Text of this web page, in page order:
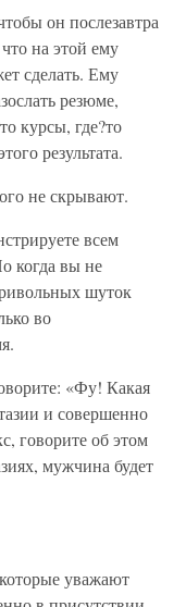
он послезавтра
на этой ему
сделать. Ему
резюме,
курсы, где?то
результата.
не скрывают.
всем
когда вы не
шуток
во
«Фу! Какая
и совершенно
говорите об этом
мужчина будет
уважают